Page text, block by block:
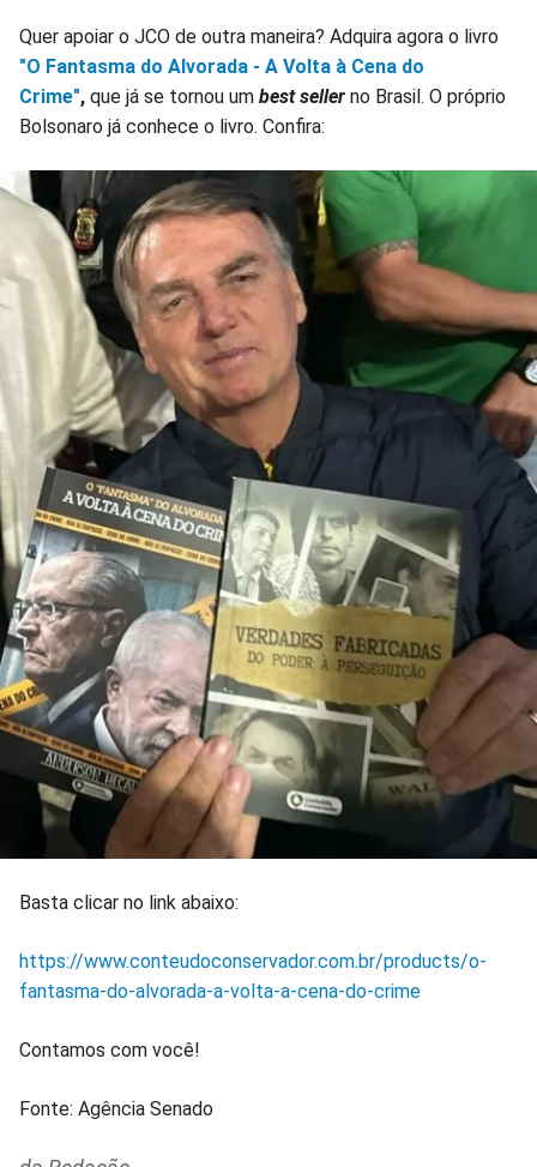
Quer apoiar o JCO de outra maneira? Adquira agora o livro
"O Fantasma do Alvorada - A Volta à Cena do
Crime", que já se tornou um best seller no Brasil. O próprio
Bolsonaro já conhece o livro. Confira:
Basta clicar no link abaixo:
https://www.conteudoconservador.com.br/products/o-
fantasma-do-alvorada-a-volta-a-cena-do-crime
Contamos com você!
Fonte: Agência Senado